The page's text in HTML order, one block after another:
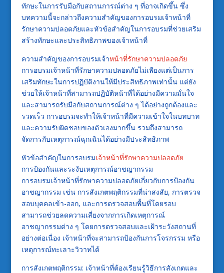
ทักษะในการรับมือกับสถานการณ์ต่าง ๆ ที่อาจเกิดขึ้น ซึ่ง
บทความนี้จะกล่าวถึงความสำคัญของการอบรมเจ้าหน้าที่
รักษาความปลอดภัยและหัวข้อสำคัญในการอบรมที่ช่วยเสริม
สร้างทักษะและประสิทธิภาพของเจ้าหน้าที่
ความสำคัญของการอบรมเจ้าหน้าที่รักษาความปลอดภัย
การอบรมเจ้าหน้าที่รักษาความปลอดภัยไม่เพียงแต่เป็นการ
เสริมทักษะในการปฏิบัติงานให้มีประสิทธิภาพเท่านั้น แต่ยัง
ช่วยให้เจ้าหน้าที่สามารถปฏิบัติหน้าที่ได้อย่างมีความมั่นใจ
และสามารถรับมือกับสถานการณ์ต่าง ๆ ได้อย่างถูกต้องและ
รวดเร็ว การอบรมจะทำให้เจ้าหน้าที่มีความเข้าใจในบทบาท
และความรับผิดชอบของตัวเองมากขึ้น รวมถึงสามารถ
จัดการกับเหตุการณ์ฉุกเฉินได้อย่างมีประสิทธิภาพ
หัวข้อสำคัญในการอบรมเจ้าหน้าที่รักษาความปลอดภัย
การป้องกันและระงับเหตุการณ์อาชญากรรม
การอบรมเจ้าหน้าที่รักษาความปลอดภัยเกี่ยวกับการป้องกัน
อาชญากรรม เช่น การสังเกตพฤติกรรมที่น่าสงสัย, การตรวจ
สอบบุคคลเข้า-ออก, และการตรวจสอบพื้นที่โดยรอบ
สามารถช่วยลดความเสี่ยงจากการเกิดเหตุการณ์
อาชญากรรมต่าง ๆ โดยการตรวจสอบและเฝ้าระวังสถานที่
อย่างต่อเนื่อง เจ้าหน้าที่จะสามารถป้องกันการโจรกรรม หรือ
เหตุการณ์ทะเลาะวิวาทได้
การสังเกตพฤติกรรม: เจ้าหน้าที่ต้องเรียนรู้วิธีการสังเกตและ